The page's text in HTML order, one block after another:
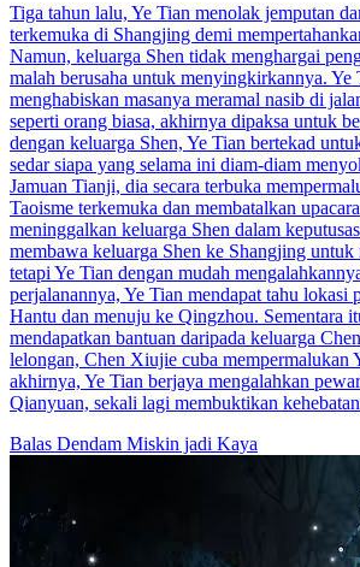
Tiga tahun lalu, Ye Tian menolak jemputan
terkemuka di Shangjing demi
Namun, keluarga Shen tidak menghargai
malah berusaha untuk menyingkirkannya. Ye
menghabiskan masanya meramal nasib di
seperti orang biasa, akhirnya dipaksa untuk
dengan keluarga Shen, Ye Tian bertekad
sedar siapa yang selama ini diam-diam
Jamuan Tianji, dia secara terbuka
Taoisme terkemuka dan membatalkan
meninggalkan keluarga Shen dalam
membawa keluarga Shen ke Shangjing untuk
tetapi Ye Tian dengan mudah
perjalanannya, Ye Tian mendapat tahu lokasi
Hantu dan menuju ke Qingzhou. Sementara
mendapatkan bantuan daripada keluarga
lelongan, Chen Xiujie cuba mempermalukan
akhirnya, Ye Tian berjaya mengalahkan
Qianyuan, sekali lagi membuktikan
Balas Dendam Miskin jadi Kaya